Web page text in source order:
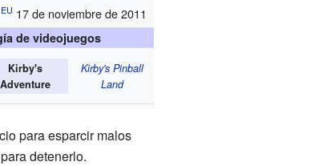
EU 17 de noviembre de 2011
de videojuegos
Kirby's
Adventure
Kirby's Pinball
Land
para esparcir malos
detenerlo.